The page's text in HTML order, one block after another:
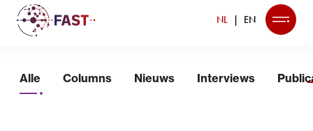
NL EN
Nieuws
Alle Columns Nieuws Interviews